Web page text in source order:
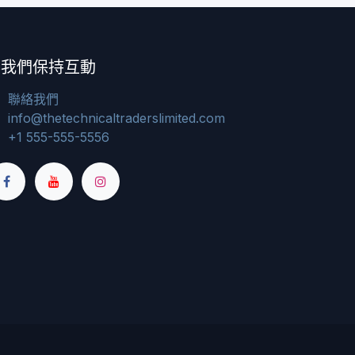
們保持互動
聯絡我們
info@thetechnicaltraderslimited.com
+1 555-555-5556